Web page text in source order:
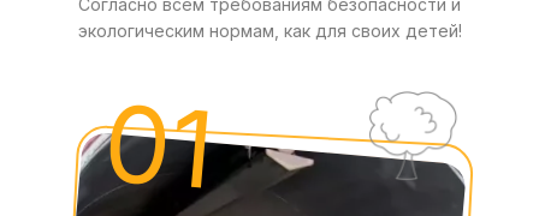
Согласно всем требованиям безопасности и
экологическим нормам, как для своих детей!
01